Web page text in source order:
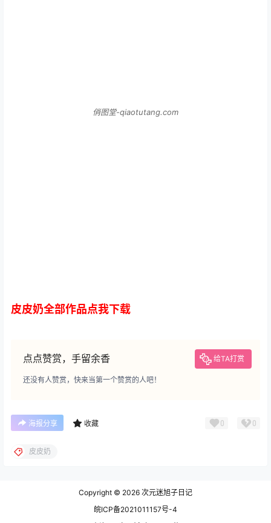
俏图堂-qiaotutang.com
皮皮奶全部作品点我下载
点点赞赏，手留余香 给TA打赏
还没有人赞赏，快来当第一个赞赏的人吧！
海报分享 收藏 0 0
皮皮奶
Copyright © 2026 次元迷旭子日记
皖ICP备2021011157号-4